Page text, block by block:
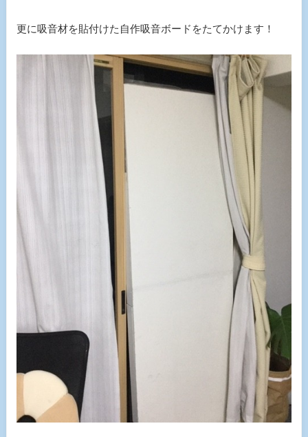
更に吸音材を貼付けた自作吸音ボードをたてかけます！